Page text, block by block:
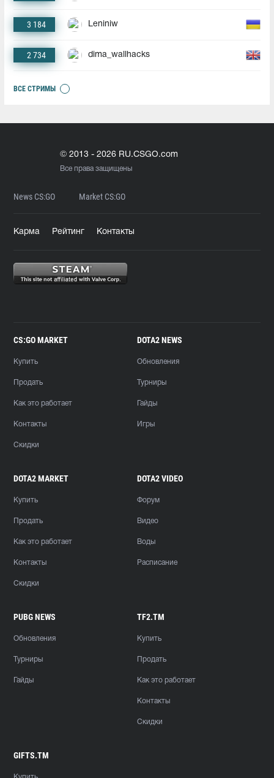
3 184 Leniniw
2 734 dima_wallhacks
ВСЕ СТРИМЫ
© 2013 - 2026 RU.CSGO.com
Все права защищены
News CS:GO Market CS:GO
Карма Рейтинг Контакты
CS:GO MARKET
Купить
Продать
Как это работает
Контакты
Скидки
DOTA2 NEWS
Обновления
Турниры
Гайды
Игры
DOTA2 MARKET
Купить
Продать
Как это работает
Контакты
Скидки
DOTA2 VIDEO
Форум
Видео
Воды
Расписание
PUBG NEWS
Обновления
Турниры
Гайды
TF2.TM
Купить
Продать
Как это работает
Контакты
Скидки
GIFTS.TM